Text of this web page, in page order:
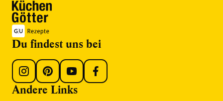
Du findest uns bei
Andere Links